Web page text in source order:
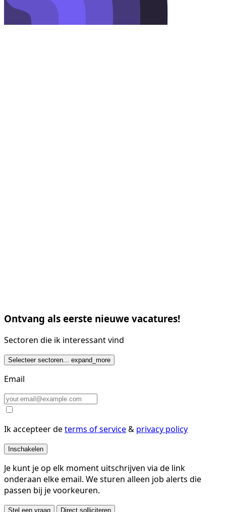
Ontvang als eerste nieuwe vacatures!
Sectoren die ik interessant vind
Selecteer sectoren... expand_more
Email
Ik accepteer determs of service& privacy policy
Inschakelen
Je kunt je op elk moment uitschrijven via de link
onderaan elke email. We sturen alleen job alerts die
passen bij je voorkeuren.
Stel een vraag Direct solliciteren